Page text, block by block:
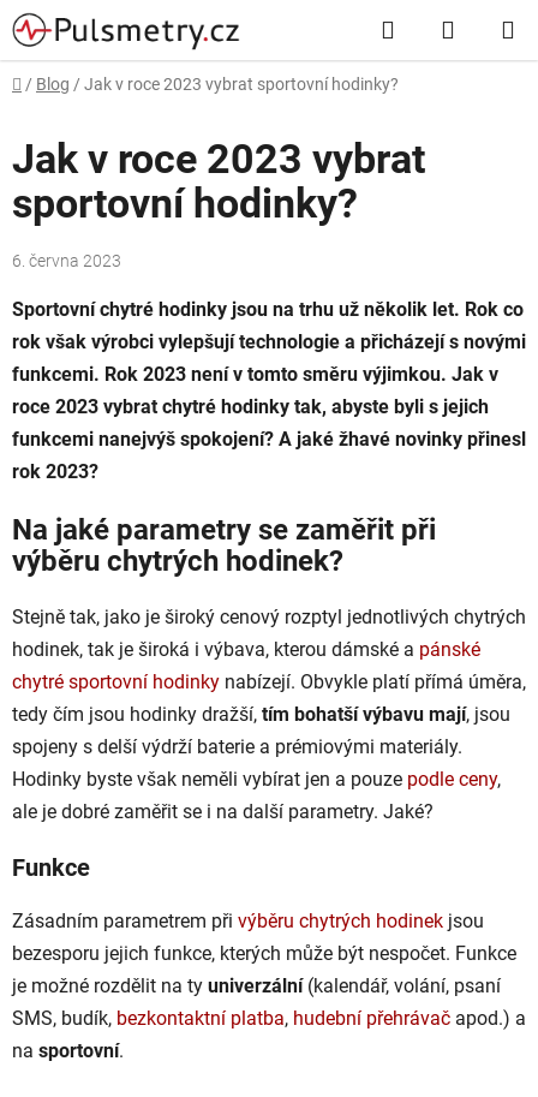
Přejít
na
obsah
Hledat
KOŠÍK
Domů
/ Blog / Jak v roce 2023 vybrat sportovní hodinky?
Jak v roce 2023 vybrat
sportovní hodinky?
6. června 2023
Sportovní chytré hodinky jsou na trhu už několik let. Rok co
rok však výrobci vylepšují technologie a přicházejí s novými
funkcemi. Rok 2023 není v tomto směru výjimkou. Jak v
roce 2023 vybrat chytré hodinky tak, abyste byli s jejich
funkcemi nanejvýš spokojení? A jaké žhavé novinky přinesl
rok 2023?
Na jaké parametry se zaměřit při
výběru chytrých hodinek?
Stejně tak, jako je široký cenový rozptyl jednotlivých chytrých
hodinek, tak je široká i výbava, kterou dámské a pánské
chytré sportovní hodinky nabízejí. Obvykle platí přímá úměra,
tedy čím jsou hodinky dražší, tím bohatší výbavu mají, jsou
spojeny s delší výdrží baterie a prémiovými materiály.
Hodinky byste však neměli vybírat jen a pouze podle ceny,
ale je dobré zaměřit se i na další parametry. Jaké?
Funkce
Zásadním parametrem při výběru chytrých hodinek jsou
bezesporu jejich funkce, kterých může být nespočet. Funkce
je možné rozdělit na ty univerzální(kalendář, volání, psaní
SMS, budík, bezkontaktní platba, hudební přehrávač apod.) a
na sportovní.